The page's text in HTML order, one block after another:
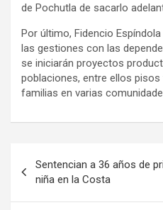
de Pochutla de sacarlo
Por último, Fidencio
las gestiones con las
se iniciarán proyectos
poblaciones, entre ellos
familias en varias
de
entradas
Sentencian a 36 años de
niña en la Costa